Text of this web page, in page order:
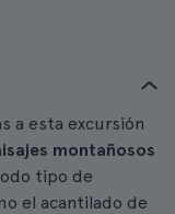
a esta excursión
montañosos
tipo de
el acantilado de